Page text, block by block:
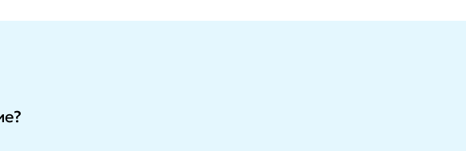
работать в детских садах, центрах раннего развития,
расширите компетенции, укрепите